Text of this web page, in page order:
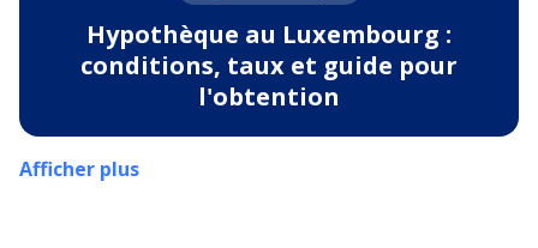
Hypothèque au Luxembourg :
conditions, taux et guide pour
l'obtention
Afficher plus